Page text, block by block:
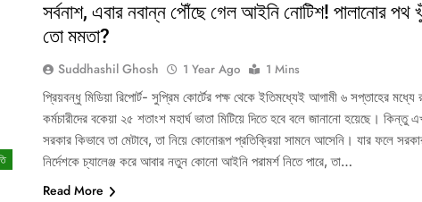
সর্বনাশ, এবার নবান্ন পৌঁছে গেল আইনি নোটিশ! পালানোর পথ
তো মমতা?
Suddhashil Ghosh 1 Year Ago
1 Mins
প্রিয়বন্ধু মিডিয়া রিপোর্ট- সুপ্রিম কোর্টের পক্ষ থেকে ইতিমধ্যেই আগামী ৬ সপ্তাহের মধ্যে
কর্মচারীদের বকেয়া ২৫ শতাংশ মহার্ঘ ভাতা মিটিয়ে দিতে হবে বলে জানানো হয়েছে। কিন্তু
সরকার কিভাবে তা মেটাবে, তা নিয়ে কোনোরূপ প্রতিক্রিয়া সামনে আসেনি। যার ফলে
নির্দেশকে চ্যালেঞ্জ করে আবার নতুন কোনো আইনি পরামর্শ নিতে পারে, তা…
Read More